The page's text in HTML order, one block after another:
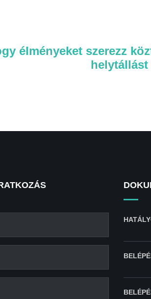
élményeket szerezz